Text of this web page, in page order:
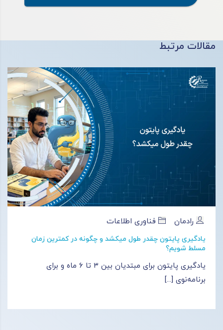
مقالات مرتبط
رادمان فناوری اطلاعات
یادگیری پایتون چقدر طول میکشد و چگونه در کمترین زمان
مسلط شویم؟
یادگیری پایتون برای مبتدیان بین ۳ تا ۶ ماه و برای
برنامه‌نوی [...]